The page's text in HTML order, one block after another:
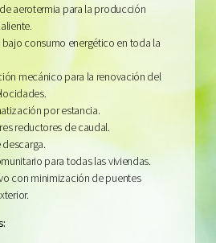
aerotermia para la producción
bajo consumo energético en toda la
mecánico para la renovación del
por estancia.
reductores de caudal.
para todas las viviendas.
con minimización de puentes